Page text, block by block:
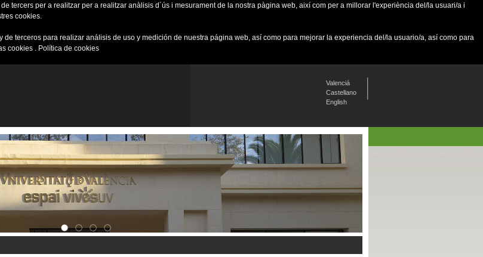
tercers per a realitzar per a realitzar anàlisis d´ús i mesurament de la nostra pàgina web, així com per a millorar l'experiència del/la usuari/a i
cookies.
terceros para realizar análisis de uso y medición de nuestra página web, así como para mejorar la experiencia del/la usuario/a, así como para
cookies . Política de cookies
Valenciá
Castellano
English